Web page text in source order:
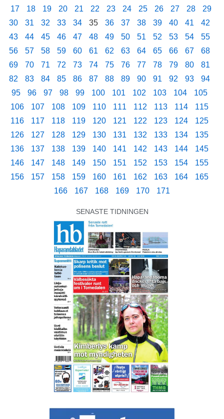
17
18 19 20 21 22 23 24 25 26 27 28
29
30
31 32 33 34 35 36 37 38 39 40 41
42
43
44 45 46 47 48 49 50 51 52 53 54
55
56
57 58 59 60 61 62 63 64 65 66 67
68
69
70 71 72 73 74 75 76 77 78 79 80
81
82
83 84 85 86 87 88 89 90 91 92 93
94
95
96 97 98 99 100 101 102 103 104
105
106
107 108 109 110 111 112 113 114
115
116
117 118 119 120 121 122 123 124
125
126
127 128 129 130 131 132 133 134
135
136
137 138 139 140 141 142 143 144
145
146
147 148 149 150 151 152 153 154
155
156
157 158 159 160 161 162 163 164
165
166
167 168 169 170 171
SENASTE TIDNINGEN